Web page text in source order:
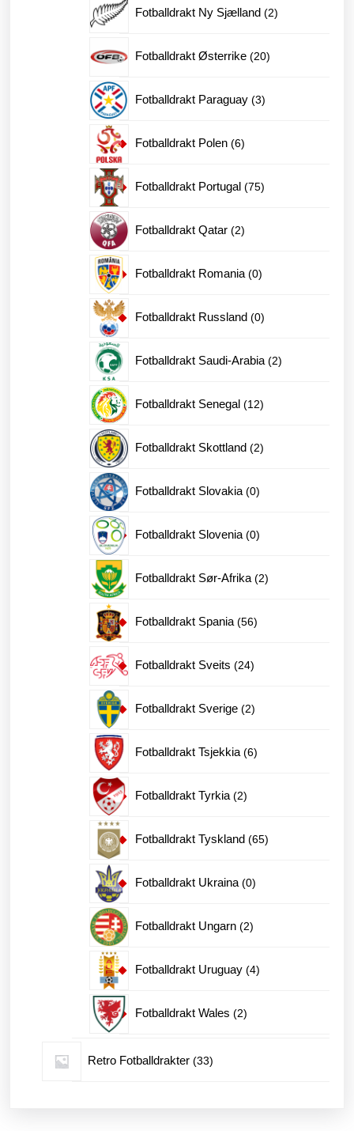
Fotballdrakt Ny Sjælland 22
Fotballdrakt Østerrike 2020
Fotballdrakt Paraguay 33
Fotballdrakt Polen 66
Fotballdrakt Portugal 7575
Fotballdrakt Qatar 22
Fotballdrakt Romania 00
Fotballdrakt Russland 00
Fotballdrakt Saudi-Arabia 22
Fotballdrakt Senegal 1212
Fotballdrakt Skottland 22
Fotballdrakt Slovakia 00
Fotballdrakt Slovenia 00
Fotballdrakt Sør-Afrika 22
Fotballdrakt Spania 5656
Fotballdrakt Sveits 2424
Fotballdrakt Sverige 22
Fotballdrakt Tsjekkia 66
Fotballdrakt Tyrkia 22
Fotballdrakt Tyskland 6565
Fotballdrakt Ukraina 00
Fotballdrakt Ungarn 22
Fotballdrakt Uruguay 44
Fotballdrakt Wales 22
Retro Fotballdrakter 3333